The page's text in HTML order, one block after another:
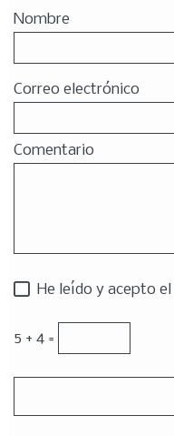
Nombre
Correo electrónico
Comentario
He leído y acepto el
5 + 4 =